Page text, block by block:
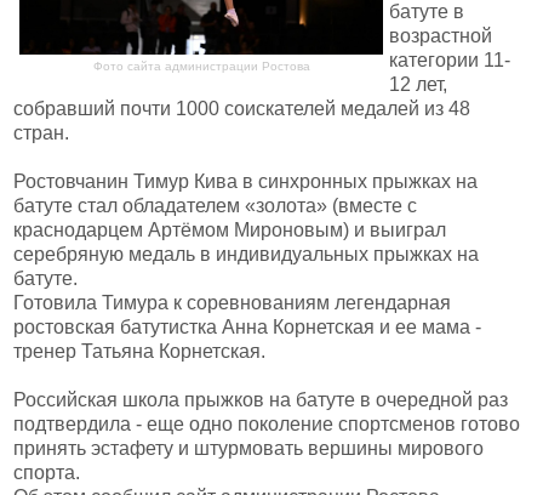
Фото сайта администрации Ростова
батуте в
возрастной
категории 11-
12 лет,
собравший почти 1000 соискателей медалей из 48
стран.
Ростовчанин Тимур Кива в синхронных прыжках на
батуте стал обладателем «золота» (вместе с
краснодарцем Артёмом Мироновым) и выиграл
серебряную медаль в индивидуальных прыжках на
батуте.
Готовила Тимура к соревнованиям легендарная
ростовская батутистка Анна Корнетская и ее мама -
тренер Татьяна Корнетская.
Российская школа прыжков на батуте в очередной раз
подтвердила - еще одно поколение спортсменов готово
принять эстафету и штурмовать вершины мирового
спорта.